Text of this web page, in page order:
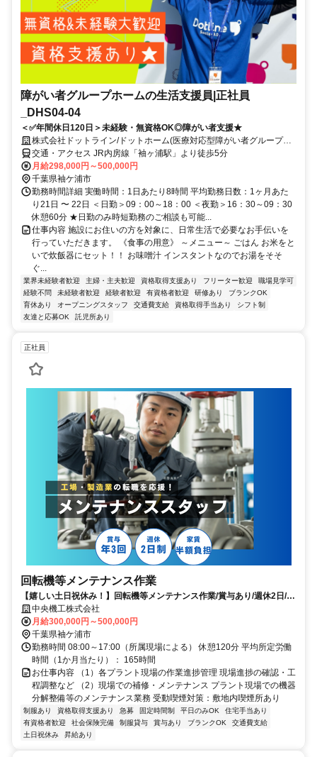
障がい者グループホームの生活支援員|正社員
_DHS04-04
＜✅年間休日120日＞未経験・無資格OK◎障がい者支援★
株式会社ドットライン/ドットホーム(医療対応型障がい者グループホ
ーム)袖ヶ浦
交通・アクセス JR内房線「袖ヶ浦駅」より徒歩5分
月給298,000円～500,000円
千葉県袖ケ浦市
勤務時間詳細 実働時間：1日あたり8時間 平均勤務日数：1ヶ月あた
り21日 〜 22日 ＜日勤＞09：00～18：00 ＜夜勤＞16：30～09：30
休憩60分 ★日勤のみ時短勤務のご相談も可能...
仕事内容 施設にお住いの方を対象に、日常生活で必要なお手伝いを
行っていただきます。 《食事の用意》 ～メニュー～ ごはん お米をと
いで炊飯器にセット！！ お味噌汁 インスタントなのでお湯をそそ
ぐ...
業界未経験者歓迎 主婦・主夫歓迎 資格取得支援あり フリーター歓迎
職場見学可
経験不問
未経験者歓迎 経験者歓迎 有資格者歓迎 研修あり
ブランクOK
育休あり
オープニングスタッフ 交通費支給 資格取得手当あり
シフト制
友達と応募OK
託児所あり
正社員
回転機等メンテナンス作業
【嬉しい土日祝休み！】回転機等メンテナンス作業/賞与あり/週休2日/袖
ヶ浦市
中央機工株式会社
月給300,000円～500,000円
千葉県袖ケ浦市
勤務時間 08:00～17:00（所属現場による） 休憩120分 平均所定労働
時間（1か月当たり）： 165時間
お仕事内容 （1）各プラント現場の作業進捗管理 現場進捗の確認・工
程調整など （2）現場での補修・メンテナンス プラント現場での機器
分解整備等のメンテナンス業務 受動喫煙対策：敷地内喫煙所あり
制服あり 資格取得支援あり 急募 固定時間制 平日のみOK
住宅手当あり
有資格者歓迎
社会保険完備 制服貸与 賞与あり ブランクOK
交通費支給
土日祝休み
昇給あり